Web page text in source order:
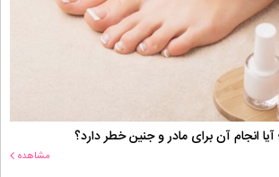
انجام آن برای مادر و جنین خطر دارد؟
مشاهده